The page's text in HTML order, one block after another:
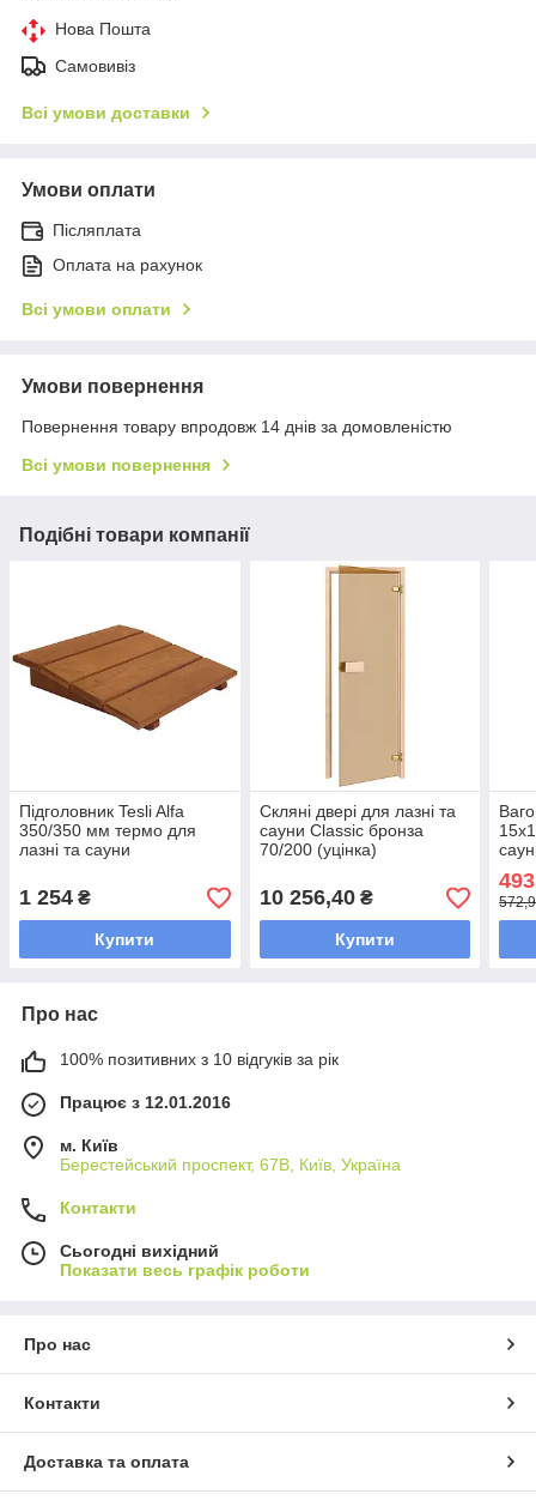
Нова Пошта
Самовивіз
Всі умови доставки
Умови оплати
Післяплата
Оплата на рахунок
Всі умови оплати
Умови повернення
Повернення товару впродовж 14 днів за домовленістю
Всі умови повернення
Подібні товари компанії
Підголовник Tesli Alfa
350/350 мм термо для
лазні та сауни
1 254 ₴
Купити
Скляні двері для лазні та
сауни Classic бронза
70/200 (уцінка)
10 256,40₴
Купити
Про нас
100% позитивних з 10 відгуків за рік
Працює з 12.01.2016
м. Київ
Берестейський проспект, 67В, Київ, Україна
Контакти
Сьогодні вихідний
Показати весь графік роботи
Про нас
Контакти
Доставка та оплата